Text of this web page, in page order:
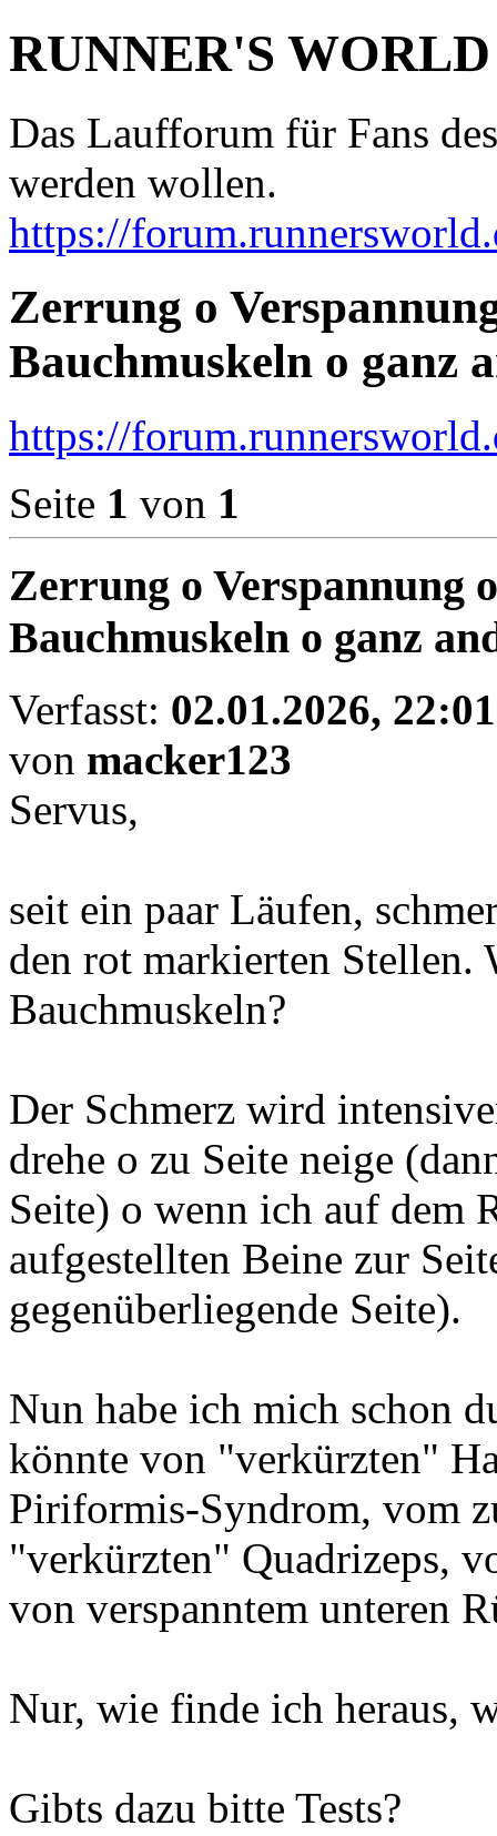
RUNNER'S WORLD
Das Laufforum für Fans
werden wollen.
https://
Zerrung o
Bauchmuskeln o ganz
https://
Seite 1 von 1
Zerrung o Verspannung
Bauchmuskeln o ganz
Verfasst: 02.01.2026, 22:01
von macker123
Servus,
seit ein paar Läufen,
den rot markierten Stellen.
Bauchmuskeln?
Der Schmerz wird
drehe o zu Seite neige
Seite) o wenn ich auf dem
aufgestellten Beine zur
gegenüberliegende Seite).
Nun habe ich mich schon
könnte von "verkürzten"
Piriformis-Syndrom, vom
"verkürzten" Quadrizeps,
von verspanntem unteren
Nur, wie finde ich heraus,
Gibts dazu bitte Tests?